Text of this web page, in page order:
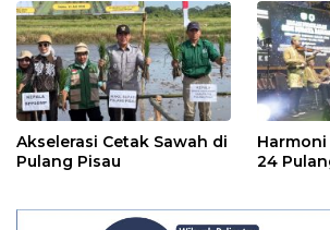
Akselerasi Cetak Sawah di
Pulang Pisau
Harmoni
24